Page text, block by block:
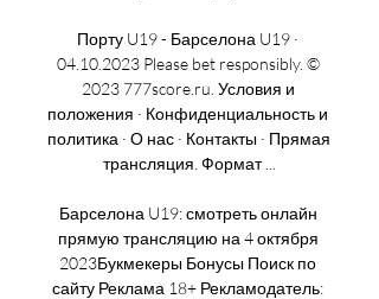
Порту U19 - Барселона U19 ·
04.10.2023 Please bet responsibly. ©
2023 777score.ru. Условия и
положения · Конфиденциальность и
политика · О нас · Контакты · Прямая
трансляция. Формат ...
Барселона U19: смотреть онлайн
прямую трансляцию на 4 октября
2023Букмекеры Бонусы Поиск по
сайту Реклама 18+ Рекламодатель: